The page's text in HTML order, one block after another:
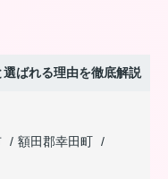
ばれる理由を徹底解説
額田郡幸田町